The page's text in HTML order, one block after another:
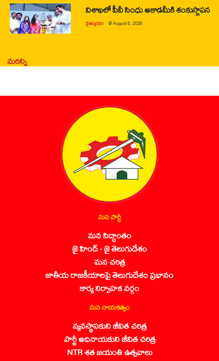
విశాఖలో పీవీ సింధు అకాడమీకి శంకుస్థాపన
చైతన్యరధం @August 6, 2026
మరిన్ని
మన పార్టీ
మన సిద్ధాంతం
జై హింద్ - జై తెలుగుదేశం
మన చరిత్ర
జాతీయ రాజకీయాలపై తెలుగుదేశం ప్రభావం
కార్య నిర్వాహక వర్గం
మన నాయకత్వం
వ్యవస్థాపకుని జీవిత చరిత్ర
పార్టీ అధినాయకుని జీవిత చరిత్ర
NTR శత జయంతి ఉత్సవాలు